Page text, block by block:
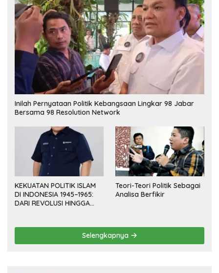
Inilah Pernyataan Politik Kebangsaan Lingkar 98 Jabar
Bersama 98 Resolution Network
KEKUATAN POLITIK ISLAM
DI INDONESIA 1945–1965:
DARI REVOLUSI HINGGA
Teori-Teori Politik Sebagai
Analisa Berfikir
Selengkapnya